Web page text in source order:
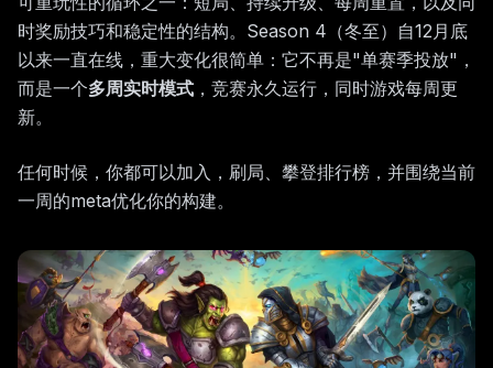
时奖励技巧和稳定性的结构。Season 4（冬至）自12月底
以来一直在线，重大变化很简单：它不再是"单赛季投放"，
而是一个多周实时模式 ，竞赛永久运行，同时游戏每周更
新。
任何时候，你都可以加入，刷局、攀登排行榜，并围绕当前
一周的meta优化你的构建。